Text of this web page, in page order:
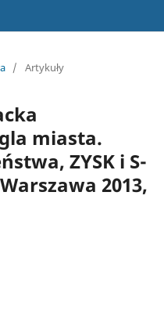
/ Artykuły
miasta.
ZYSK i S-
2013,